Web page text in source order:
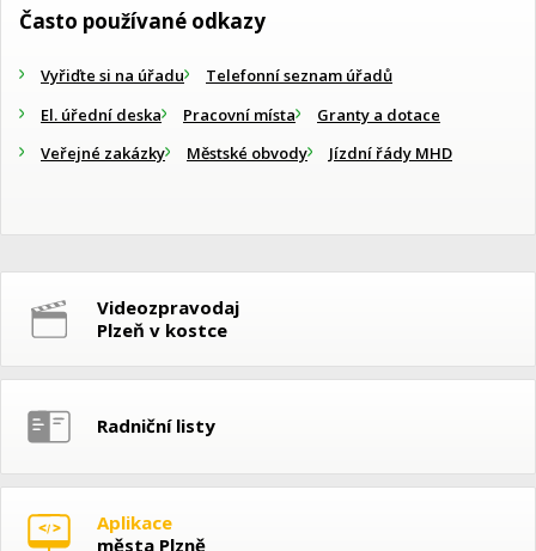
Často používané odkazy
Vyřiďte si na úřadu
Telefonní seznam úřadů
El. úřední deska
Pracovní místa
Granty a dotace
Veřejné zakázky
Městské obvody Jízdní řády MHD
Videozpravodaj
Plzeň v kostce
Radniční listy
Aplikace
města Plzně